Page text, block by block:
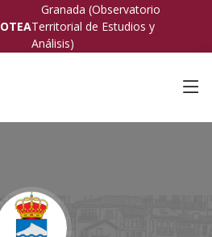
OTEA
Granada (Observatorio
Territorial de Estudios y
Análisis)